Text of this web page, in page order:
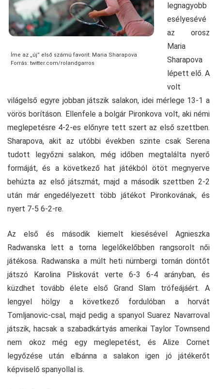
Íme az „új” első számú favorit: Maria Sharapova
Forrás: twitter.com/rolandgarros
legnagyobb
esélyesévé
az orosz
Maria
Sharapova
lépett elő. A
volt
világelső egyre jobban játszik salakon, idei mérlege 13-1 a
vörös borításon. Ellenfele a bolgár Pironkova volt, aki némi
meglepetésre 4-2-es előnyre tett szert az első szettben.
Sharapova, akit az utóbbi években szinte csak Serena
tudott legyőzni salakon, még időben megtalálta nyerő
formáját, és a következő hat játékból ötöt megnyerve
behúzta az első játszmát, majd a második szettben 2-2
után már engedélyezett több játékot Pironkovának, és
nyert 7-5 6-2-re.
Az első és második kiemelt kiesésével Agnieszka
Radwanska lett a torna legelőkelőbben rangsorolt női
játékosa. Radwanska a múlt heti nürnbergi tornán döntőt
játszó Karolina Pliskovát verte 6-3 6-4 arányban, és
küzdhet tovább élete első Grand Slam trófeájáért. A
lengyel hölgy a következő fordulóban a horvát
Tomljanovic-csal, majd pedig a spanyol Suarez Navarroval
játszik, hacsak a szabadkártyás amerikai Taylor Townsend
nem okoz még egy meglepetést, és Alize Cornet
legyőzése után elbánna a salakon igen jó játékerőt
képviselő spanyollal is.